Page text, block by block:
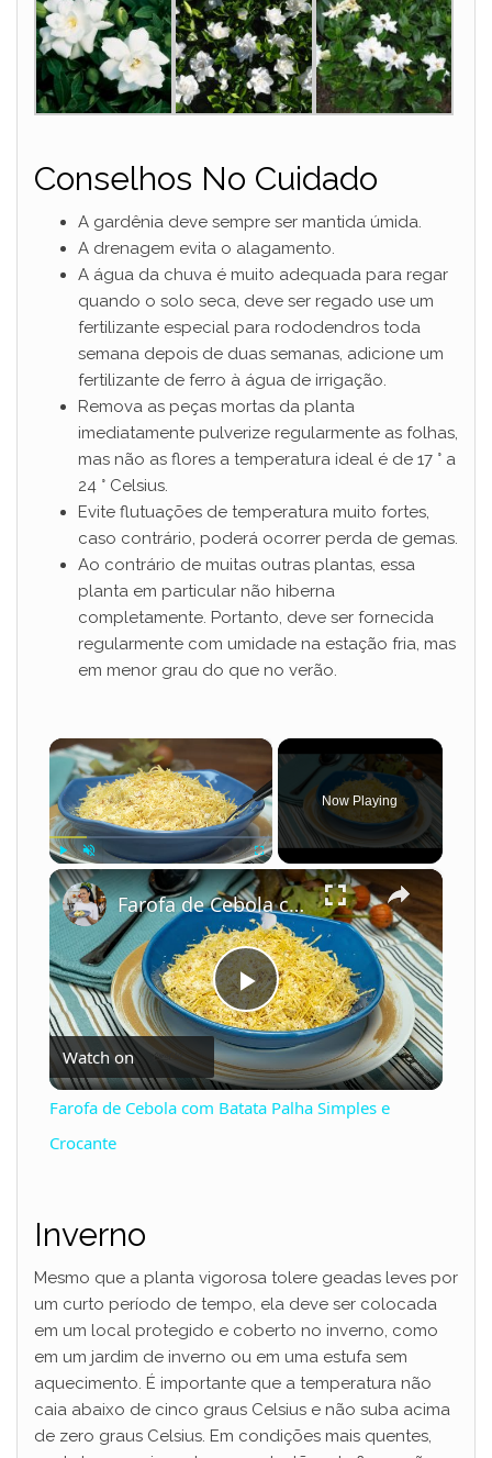
Conselhos No Cuidado
A gardênia deve sempre ser mantida úmida.
A drenagem evita o alagamento.
A água da chuva é muito adequada para regar
quando o solo seca, deve ser regado use um
fertilizante especial para rododendros toda
semana depois de duas semanas, adicione um
fertilizante de ferro à água de irrigação.
Remova as peças mortas da planta
imediatamente pulverize regularmente as folhas,
mas não as flores a temperatura ideal é de 17 ° a
24 ° Celsius.
Evite flutuações de temperatura muito fortes,
caso contrário, poderá ocorrer perda de gemas.
Ao contrário de muitas outras plantas, essa
planta em particular não hiberna
completamente. Portanto, deve ser fornecida
regularmente com umidade na estação fria, mas
em menor grau do que no verão.
×
Play Unmute
Now Playing
×
P
l
V
i
d
Farofa de Cebola com Batata Palha Simples e Crocante
Watch on
Farofa de Cebola com Batata Palha Simples e
Crocante
Inverno
Mesmo que a planta vigorosa tolere geadas leves por
um curto período de tempo, ela deve ser colocada
em um local protegido e coberto no inverno, como
em um jardim de inverno ou em uma estufa sem
aquecimento. É importante que a temperatura não
caia abaixo de cinco graus Celsius e não suba acima
de zero graus Celsius. Em condições mais quentes,